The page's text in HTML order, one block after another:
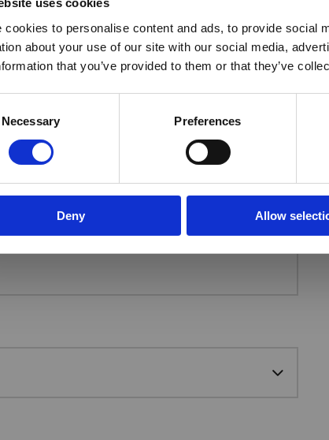
uses cookies
cookies to personalise content and ads, to provide social
about your use of our site with our social media,
that you’ve provided to them or that they’ve
Necessary Preferences
Deny Allow
Would you like to visit our